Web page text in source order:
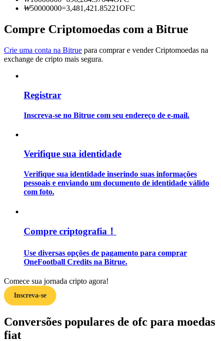
Guia
Estratégias de negociação
Aprenda como se manter lucrativo
Ganhar
₩50000000=3,481,421.85221OFC
Compre Criptomoedas com a Bitrue
Crie uma conta na Bitrue para comprar e vender Criptomoedas na
exchange de cripto mais segura.
Registrar
Inscreva-se no Bitrue com seu endereço de e-mail.
Verifique sua identidade
Verifique sua identidade inserindo suas informações
pessoais e enviando um documento de identidade válido
com foto.
Compre criptografia！
Use diversas opções de pagamento para comprar
OneFootball Credits na Bitrue.
Comece sua jornada cripto agora!
Inscreva-se
Conversões populares de ofc para moedas
fiat